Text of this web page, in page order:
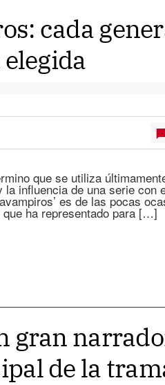
cada
que se utiliza
influencia de una serie con
es de las pocas
ha representado para […]
gran
de la